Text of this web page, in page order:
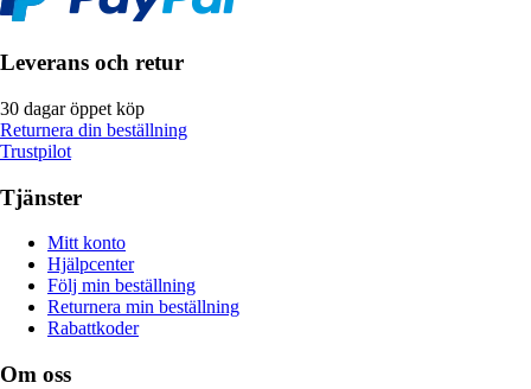
Leverans och retur
30 dagar öppet köp
Returnera din beställning
Trustpilot
Tjänster
Mitt konto
Hjälpcenter
Följ min beställning
Returnera min beställning
Rabattkoder
Om oss